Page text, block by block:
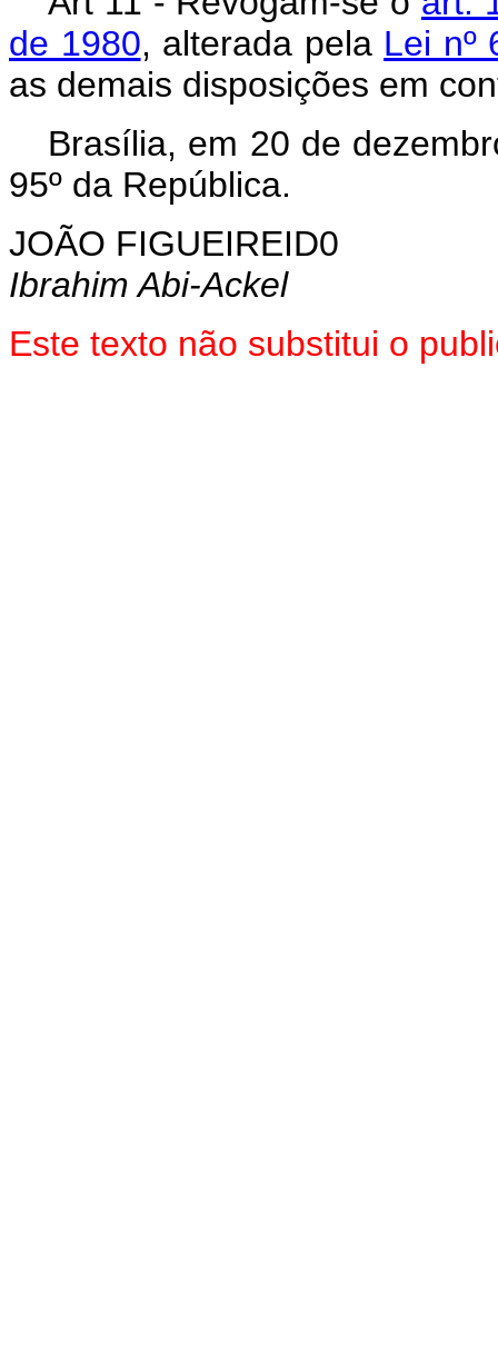
de 1980, alterada pela Lei nº
as demais disposições em
Brasília, em 20 de
95º da República.
JOÃO FIGUEIREID0
Ibrahim Abi-Ackel
Este texto não substitui o